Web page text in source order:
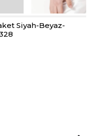
Siyah-Beyaz-